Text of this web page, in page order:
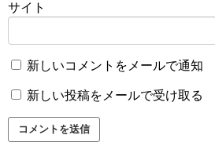
サイト
新しいコメントをメールで通知
新しい投稿をメールで受け取る